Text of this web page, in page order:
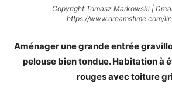
Copyright Tomasz Markowski |
https://www.dreamstime.com/
Aménager une grande entrée
pelouse bien tondue. Habitation à
rouges avec toiture